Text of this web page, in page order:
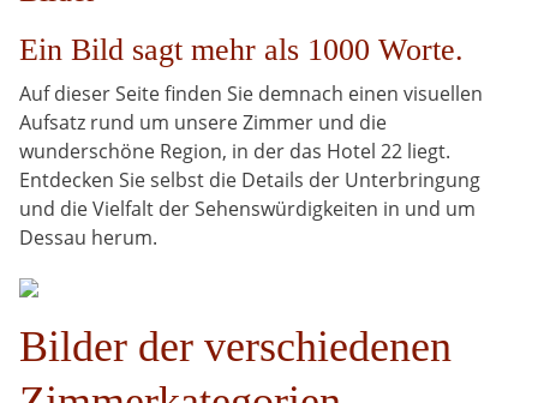
Ein Bild sagt mehr als 1000 Worte.
Auf dieser Seite finden Sie demnach einen visuellen
Aufsatz rund um unsere Zimmer und die
wunderschöne Region, in der das Hotel 22 liegt.
Entdecken Sie selbst die Details der Unterbringung
und die Vielfalt der Sehenswürdigkeiten in und um
Dessau herum.
Bilder der verschiedenen